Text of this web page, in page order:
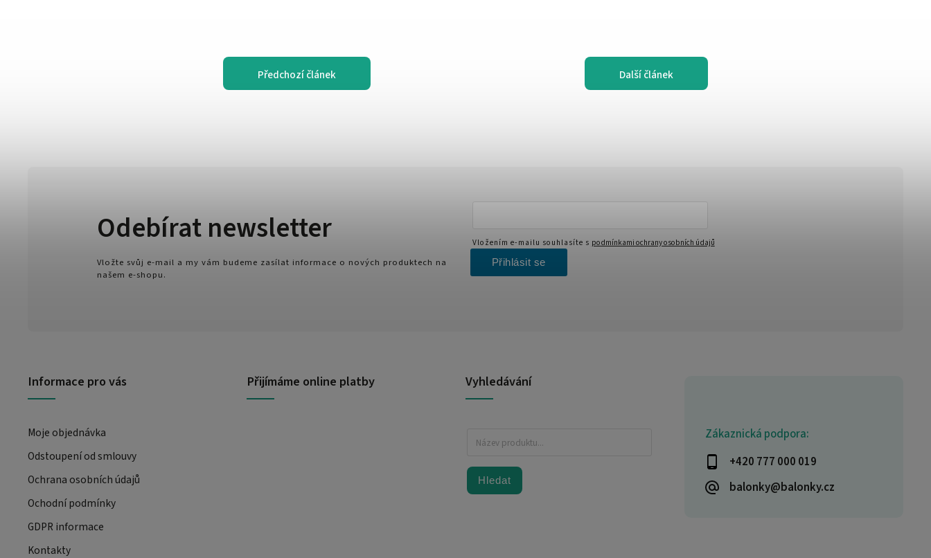
Předchozí článek Další článek
Zákaznická podpora:
+420 777 000 019
balonky@balonky.cz
Informace pro vás
Moje objednávka
Odstoupení od smlouvy
Ochrana osobních údajů
Ochodní podmínky
GDPR informace
Kontakty
Přijímáme online platby Vyhledávání
Hledat
Odebírat newsletter
Vložte svůj e-mail a my vám budeme zasílat informace o nových produktech na
našem e-shopu.
Vložením e-mailu souhlasíte s podmínkami ochrany osobních údajů
Přihlásit se